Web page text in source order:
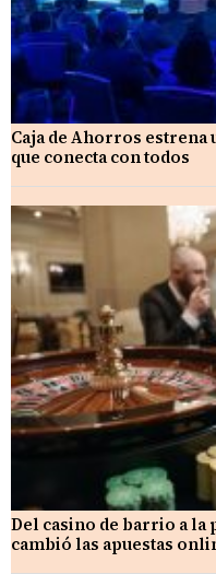
Caja de Ahorros estrena
que conecta con todos
Del casino de barrio a la
cambió las apuestas